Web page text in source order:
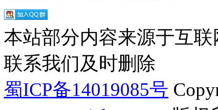
本站部分内容来源于互
联系我们及时删除
蜀ICP备14019085号